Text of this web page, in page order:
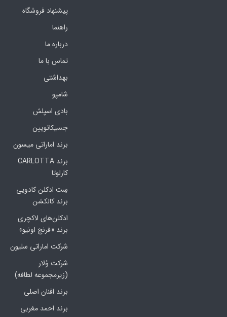
پیشنهاد فروشگاه
راهنما
درباره ما
تماس با ما
بهداشتی
شامپو
بادی اسپلش
جسیکاتویین
برند اماراتی میسون
برند CARLOTTA
کارلوتا
سِت ادکلن کادویی
برند کالکشن
ادکلن‌های لاکچری
برند «فرنچ اونیو»
شرکت اماراتی سلیون
شرکت وُلار
(زیرمجموعه لطافه)
برند افنان اصلی
برند احمد مغربی